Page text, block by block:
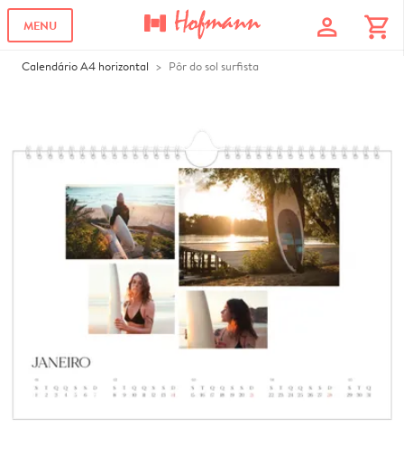
MENU profile shopping_cart
Calendário A4 horizontal Pôr do sol surfista